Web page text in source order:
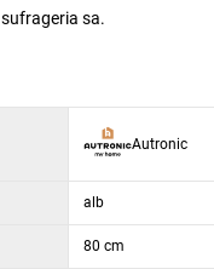
sa.
Autronic
alb
80 cm